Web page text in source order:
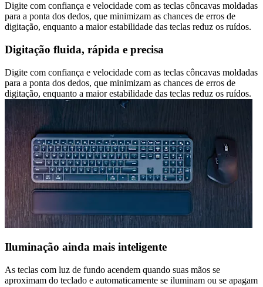
Digite com confiança e velocidade com as teclas côncavas moldadas
para a ponta dos dedos, que minimizam as chances de erros de
digitação, enquanto a maior estabilidade das teclas reduz os ruídos.
Digitação fluida, rápida e precisa
Digite com confiança e velocidade com as teclas côncavas moldadas
para a ponta dos dedos, que minimizam as chances de erros de
digitação, enquanto a maior estabilidade das teclas reduz os ruídos.
Iluminação ainda mais inteligente
As teclas com luz de fundo acendem quando suas mãos se
aproximam do teclado e automaticamente se iluminam ou se apagam